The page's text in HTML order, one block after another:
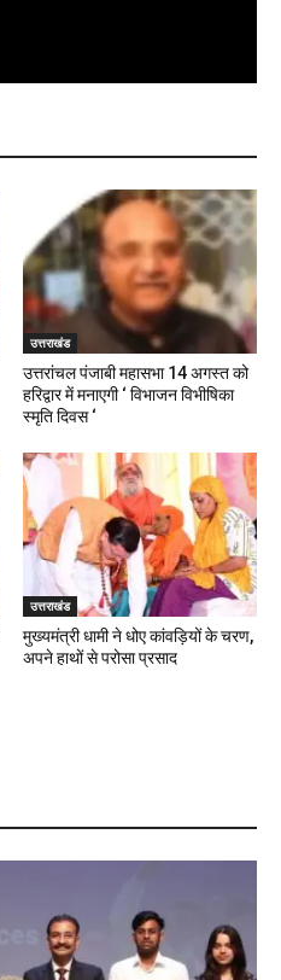
उत्तराखंड
उत्तरांचल पंजाबी महासभा 14 अगस्त को
हरिद्वार में मनाएगी ‘ विभाजन विभीषिका
स्मृति दिवस ‘
उत्तराखंड
मुख्यमंत्री धामी ने धोए कांवड़ियों के चरण,
अपने हाथों से परोसा प्रसाद